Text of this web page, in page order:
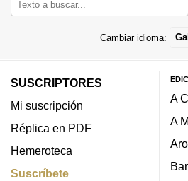
Cambiar idioma:
SUSCRIPTORES
Mi suscripción
Réplica en PDF
Hemeroteca
Suscríbete
A
A